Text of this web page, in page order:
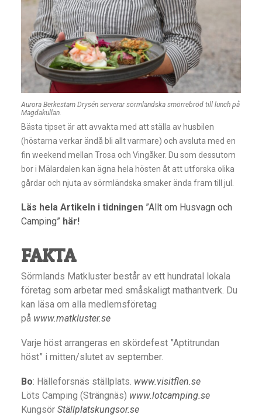
Aurora Berkestam Drysén serverar sörmländska smörrebröd till lunch på
Magdakullan.
Bästa tipset är att avvakta med att ställa av husbilen
(höstarna verkar ändå bli allt varmare) och avsluta med en
fin weekend mellan Trosa och Vingåker. Du som dessutom
bor i Mälardalen kan ägna hela hösten åt att utforska olika
gårdar och njuta av sörmländska smaker ända fram till jul.
Läs hela Artikeln i tidningen ”Allt om Husvagn och
Camping” här!
FAKTA
Sörmlands Matkluster består av ett hundratal lokala
företag som arbetar med småskaligt mathantverk. Du
kan läsa om alla medlemsföretag
på www.matkluster.se
Varje höst arrangeras en skördefest ”Aptitrundan
höst” i mitten/slutet av september.
Bo: Hälleforsnäs ställplats. www.visitflen.se
Löts Camping (Strängnäs) www.lotcamping.se
Kungsör Ställplatskungsor.se